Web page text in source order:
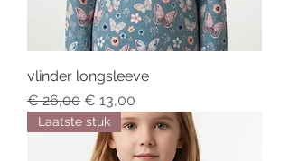
vlinder longsleeve
Regular Price
€ 26,00 Sale Price
€ 13,00
Laatste stuk